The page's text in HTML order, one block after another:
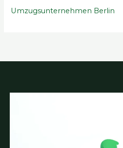
Umzugsunternehmen Berlin